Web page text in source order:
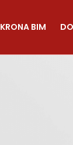
KRONA BIM